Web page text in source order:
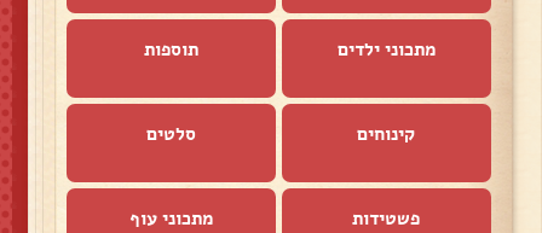
מתכוני ילדים תוספות
קינוחים סלטים
פשטידות מתכוני עוף